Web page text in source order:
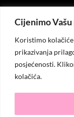
Cijenimo
Koristimo
prikazivanja
posjećenosti.
kolačića.
Moje narudžbe